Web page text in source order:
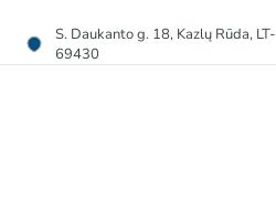
S. Daukanto g. 18, Kazlų Rūda, LT-
69430